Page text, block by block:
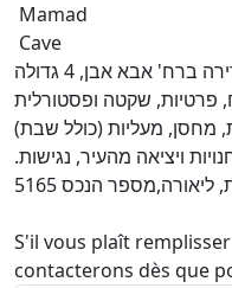
Mamad
Cave
במשכנות האומה נדירה ברח' אבא אבן, 4 גדולה
שקטה ופסטורלית
סוויטת הורים, 2 חניות, מחסן, מעליות (כולל שבת)
ויציאה מהעיר, נגישות.
ליאורה,מספר הנכס 5165
S'il vous plaît
contacterons dès que